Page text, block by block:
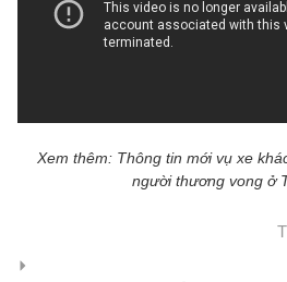
Xem thêm: Thông tin mới vụ xe
người thương vong ở